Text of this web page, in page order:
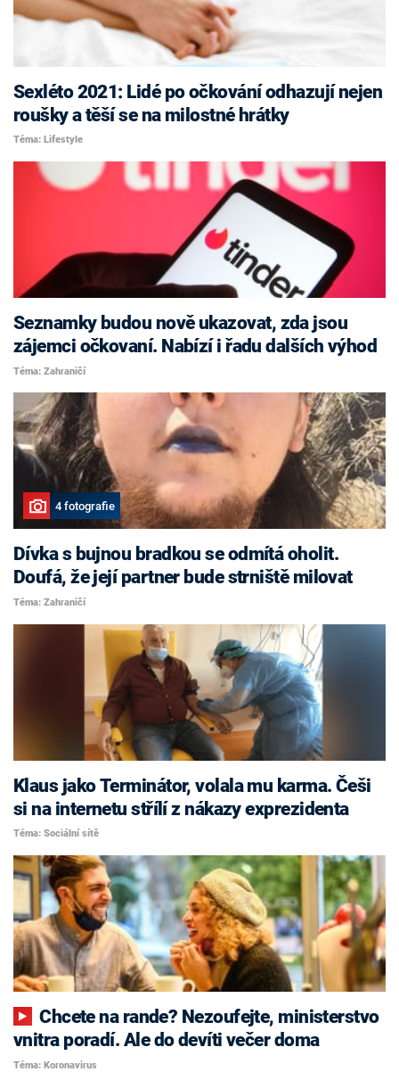
Sexléto 2021: Lidé po očkování odhazují nejen
roušky a těší se na milostné hrátky
Téma: Lifestyle
Seznamky budou nově ukazovat, zda jsou
zájemci očkovaní. Nabízí i řadu dalších výhod
Téma: Zahraničí
4 fotografie
Dívka s bujnou bradkou se odmítá oholit.
Doufá, že její partner bude strniště milovat
Téma: Zahraničí
Klaus jako Terminátor, volala mu karma. Češi
si na internetu střílí z nákazy exprezidenta
Téma: Sociální sítě
Chcete na rande? Nezoufejte, ministerstvo
vnitra poradí. Ale do devíti večer doma
Téma: Koronavirus